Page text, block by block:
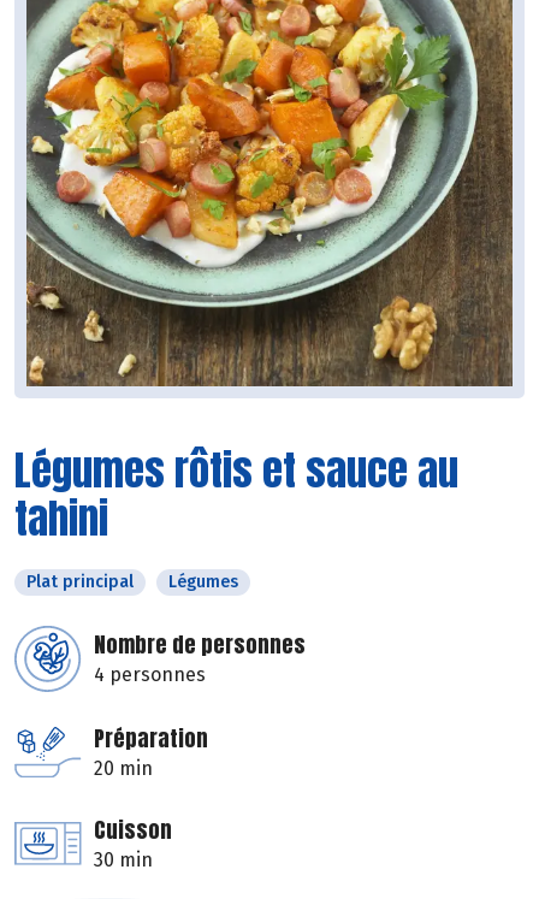
Légumes rôtis et sauce au
tahini
Plat principal Légumes
Nombre de personnes
4 personnes
Préparation
20 min
Cuisson
30 min